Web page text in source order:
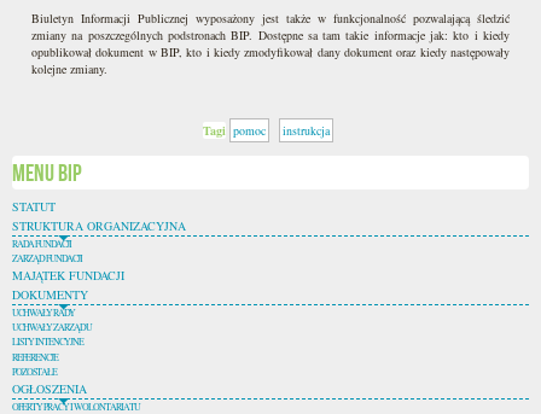
Biuletyn Informacji Publicznej wyposażony jest także w funkcjonalność pozwalającą śledzić
zmiany na poszczególnych podstronach BIP. Dostępne sa tam takie informacje jak: kto i kiedy
opublikował dokument w BIP, kto i kiedy zmodyfikował dany dokument oraz kiedy następowały
kolejne zmiany.
Tagi pomoc instrukcja
Menu BIP
STATUT
STRUKTURA ORGANIZACYJNA
RADA FUNDACJI
ZARZĄD FUNDACJI
MAJĄTEK FUNDACJI
DOKUMENTY
UCHWAŁY RADY
UCHWAŁY ZARZĄDU
LISTY INTENCYJNE
REFERENCJE
POZOSTAŁE
OGŁOSZENIA
OFERTY PRACY I WOLONTARIATU